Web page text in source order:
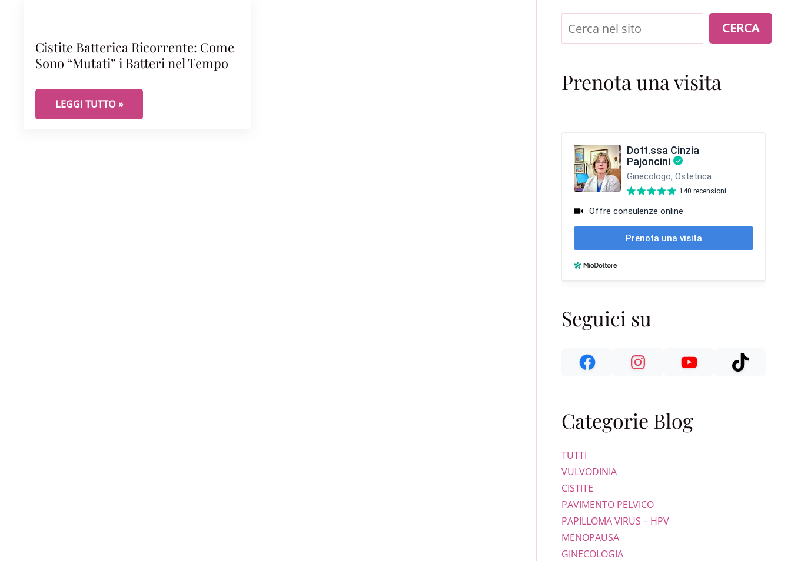
Cistite Batterica Ricorrente: Come
Sono “Mutati” i Batteri nel Tempo
CISTITE BATTERICA RICORRENTE: COME SONO “MUTATI” I BATTERI NEL TEMPO
LEGGI TUTTO »
Cerca CERCA
Prenota una visita
Seguici su
Categorie Blog
TUTTI
VULVODINIA
CISTITE
PAVIMENTO PELVICO
PAPILLOMA VIRUS – HPV
MENOPAUSA
GINECOLOGIA